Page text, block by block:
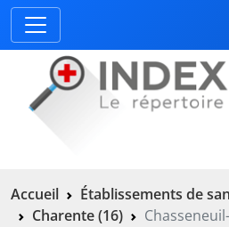
Accueil Établissements de
Charente (16)